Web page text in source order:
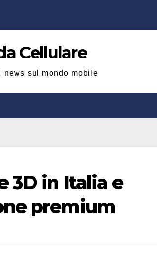
Cellulare
news sul mondo mobile
3D in Italia e
premium